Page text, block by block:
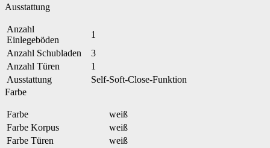
Ausstattung
Anzahl
Einlegeböden
1
Anzahl Schubladen
3
Anzahl Türen
1
Ausstattung
Self-Soft-Close-Funktion
Farbe
Farbe
weiß
Farbe Korpus
weiß
Farbe Türen
weiß